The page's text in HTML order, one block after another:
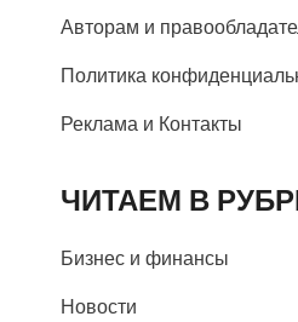
Авторам и
Политика
Реклама и Контакты
ЧИТАЕМ В
Бизнес и финансы
Новости